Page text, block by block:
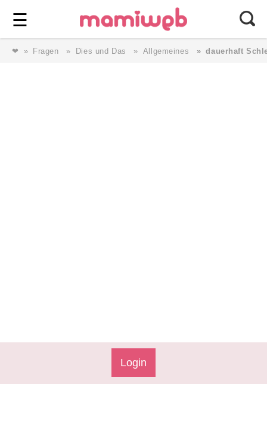
☰ ⎯ Wir lieben Familie ⎯
❤ Fragen Dies und Das Allgemeines dauerhaft
Login